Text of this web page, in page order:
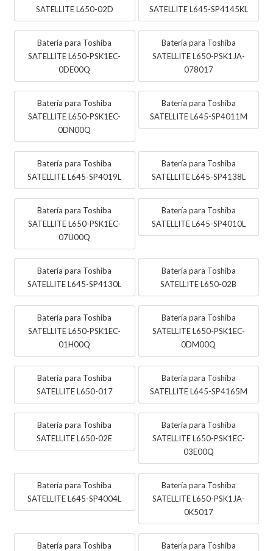
SATELLITE L650-02D
SATELLITE L645-SP4145KL
Batería para Toshiba
SATELLITE L650-PSK1EC-
0DE00Q
Batería para Toshiba
SATELLITE L650-PSK1JA-
078017
Batería para Toshiba
SATELLITE L650-PSK1EC-
0DN00Q
Batería para Toshiba
SATELLITE L645-SP4011M
Batería para Toshiba
SATELLITE L645-SP4019L
Batería para Toshiba
SATELLITE L645-SP4138L
Batería para Toshiba
SATELLITE L650-PSK1EC-
07U00Q
Batería para Toshiba
SATELLITE L645-SP4010L
Batería para Toshiba
SATELLITE L645-SP4130L
Batería para Toshiba
SATELLITE L650-02B
Batería para Toshiba
SATELLITE L650-PSK1EC-
01H00Q
Batería para Toshiba
SATELLITE L650-PSK1EC-
0DM00Q
Batería para Toshiba
SATELLITE L650-017
Batería para Toshiba
SATELLITE L645-SP4165M
Batería para Toshiba
SATELLITE L650-02E
Batería para Toshiba
SATELLITE L650-PSK1EC-
03E00Q
Batería para Toshiba
SATELLITE L645-SP4004L
Batería para Toshiba
SATELLITE L650-PSK1JA-
0K5017
Batería para Toshiba
Batería para Toshiba